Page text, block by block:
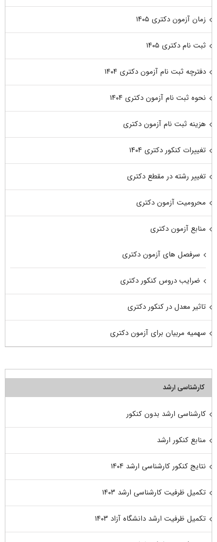
زمان آزمون دکتری ۱۴۰۵
ثبت نام دکتری ۱۴۰۵
دفترچه ثبت نام آزمون دکتری ۱۴۰۴
نحوه ثبت نام آزمون دکتری ۱۴۰۴
هزینه ثبت نام آزمون دکتری
تغییرات کنکور دکتری ۱۴۰۴
تغییر رشته در مقطع دکتری
محرومیت آزمون دکتری
منابع آزمون دکتری
سرفصل های آزمون دکتری
ضرایب دروس کنکور دکتری
تاثیر معدل در کنکور دکتری
سهمیه مربیان برای آزمون دکتری
کارشناسی ارشد
کارشناسی ارشد بدون کنکور
منابع کنکور ارشد
نتایج کنکور کارشناسی ارشد ۱۴۰۴
تکمیل ظرفیت کارشناسی ارشد ۱۴۰۳
تکمیل ظرفیت ارشد دانشگاه آزاد ۱۴۰۳